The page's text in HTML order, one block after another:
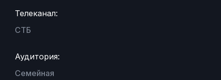
Телеканал:
СТБ
Аудитория:
Семейная